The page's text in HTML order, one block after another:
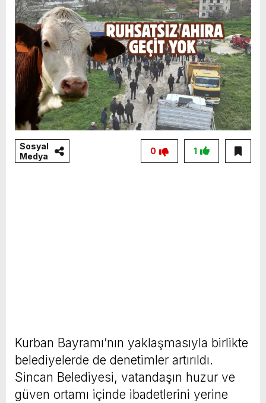
Sosyal
Medya
1
0
Kurban Bayramı’nın yaklaşmasıyla birlikte
belediyelerde de denetimler artırıldı.
Sincan Belediyesi, vatandaşın huzur ve
güven ortamı içinde ibadetlerini yerine